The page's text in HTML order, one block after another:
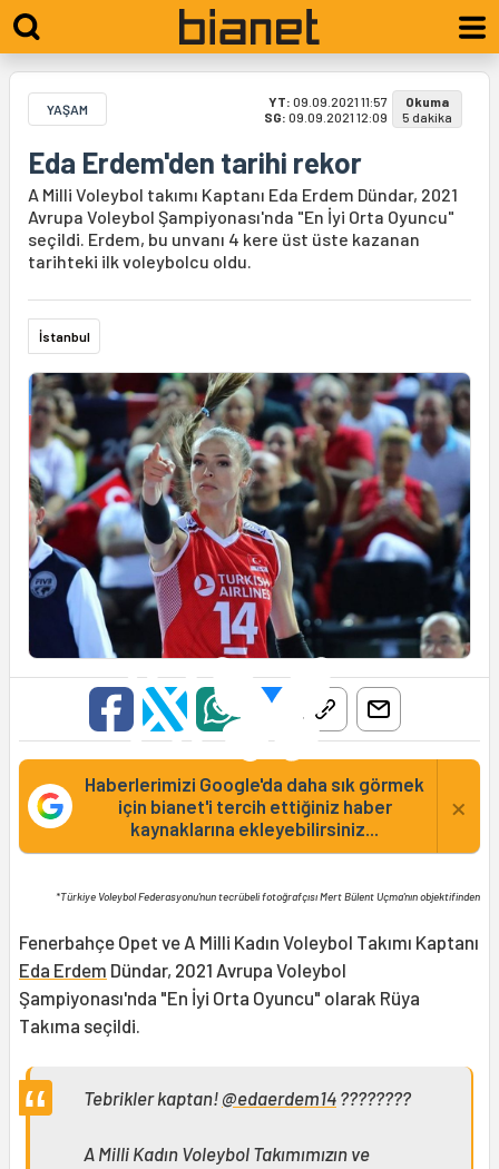
YAŞAM YT: 09.09.2021 11:57
SG: 09.09.2021 12:09
Okuma
5 dakika
Eda Erdem'den tarihi rekor
A Milli Voleybol takımı Kaptanı Eda Erdem Dündar, 2021
Avrupa Voleybol Şampiyonası'nda "En İyi Orta Oyuncu"
seçildi. Erdem, bu unvanı 4 kere üst üste kazanan
tarihteki ilk voleybolcu oldu.
İstanbul
Haberlerimizi Google'da daha sık görmek
için bianet'i tercih ettiğiniz haber
kaynaklarına ekleyebilirsiniz...
×
*Türkiye Voleybol Federasyonu'nun tecrübeli fotoğrafçısı Mert Bülent Uçma'nın objektifinden
Fenerbahçe Opet ve A Milli Kadın Voleybol Takımı Kaptanı
Eda Erdem Dündar, 2021 Avrupa Voleybol
Şampiyonası'nda "En İyi Orta Oyuncu" olarak Rüya
Takıma seçildi.
Tebrikler kaptan! @edaerdem14 ????????
A Milli Kadın Voleybol Takımımızın ve